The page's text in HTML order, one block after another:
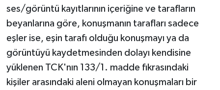
ses/görüntü kayıtlarının içeriğine ve tarafların
beyanlarına göre, konuşmanın tarafları sadece
eşler ise, eşin tarafı olduğu konuşmayı ya da
görüntüyü kaydetmesinden dolayı kendisine
yüklenen TCK'nın 133/1. madde fıkrasındaki
kişiler arasındaki aleni olmayan konuşmaları bir